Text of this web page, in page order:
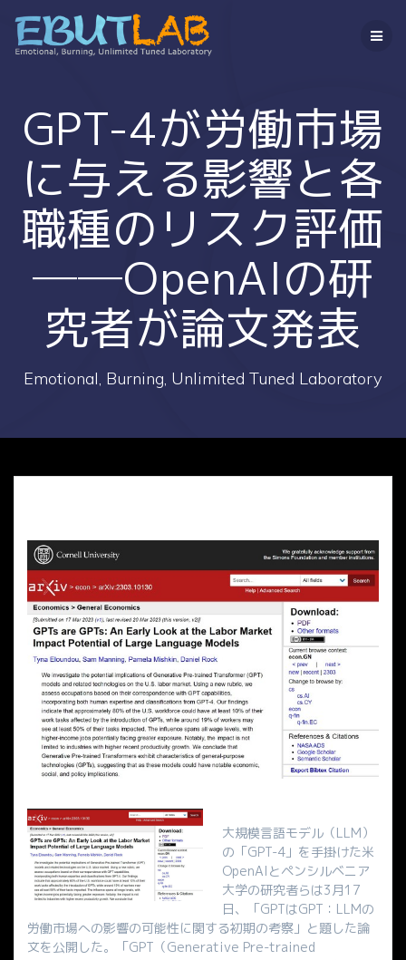
ン
テ
ス
キ
ッ
プ
GPT-4が労働市場
に与える影響と各
職種のリスク評価
──OpenAIの研
究者が論文発表
Emotional, Burning, Unlimited Tuned Laboratory
大規模言語モデル（LLM）
の「GPT-4」を手掛けた米
OpenAIとペンシルベニア
大学の研究者らは3月17
日、「GPTはGPT：LLMの
労働市場への影響の可能性に関する初期の考察」と題した論
文を公開した。「GPT（Generative Pre-trained